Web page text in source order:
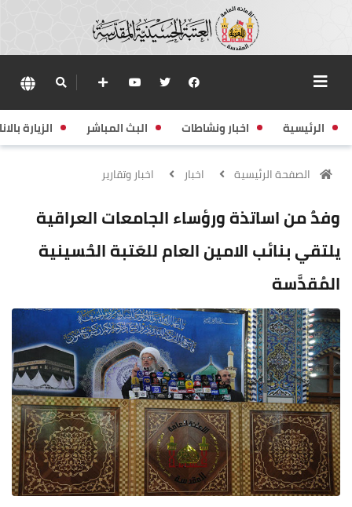
الرئيسية اخبار ونشاطات البث المباشر الزيارة
الصفحة الرئيسية اخبار اخبار وتقارير
وفدٌ من اساتذة ورؤساء الجامعات العراقية
يلتقي بنائب الامين العام للعَتبة الحُسينية
المُقدَّسة